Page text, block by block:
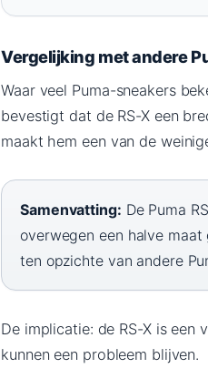
Vergelijking met andere
Waar veel Puma-sneakers
bevestigt dat de RS-X een
maakt hem een van de
Samenvatting: De Puma
overwegen een halve
ten opzichte van andere
De implicatie: de RS-X is een
kunnen een probleem blijven.